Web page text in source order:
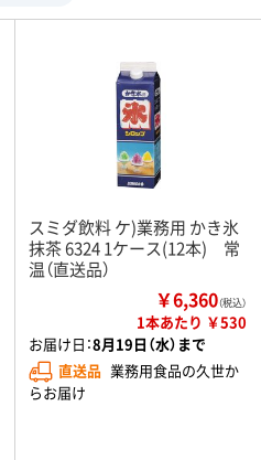
スミダ飲料 ケ)業務用 かき氷
抹茶 6324 1ケース(12本) 常
温（直送品）
￥6,360（税込）
1本あたり ￥530
お届け日：8月19日（水）まで
直送品 業務用食品の久世か
らお届け